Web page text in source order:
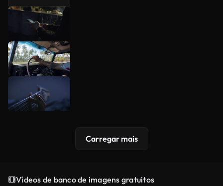
Carregar mais
Vídeos de banco de imagens gratuitos